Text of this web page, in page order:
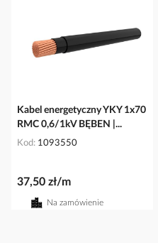
Kabel energetyczny YKY 1x70
RMC 0,6/1kV BĘBEN |...
Kod 1093550
37,50 zł/m
Na zamówienie